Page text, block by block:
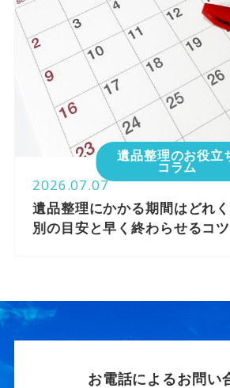
遺品整理のお役立
コラム
2026.07.07
遺品整理にかかる期間はどれ
別の目安と早く終わらせるコツ
お電話によるお問い